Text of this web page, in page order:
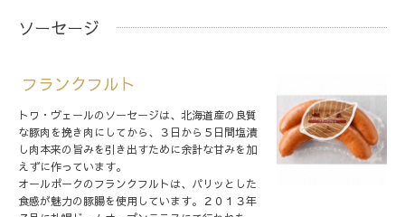
ソーセージ
フランクフルト
トワ・ヴェールのソーセージは、北海道産の良質
な豚肉を挽き肉にしてから、３日から５日間塩漬
し肉本来の旨みを引き出すために余計な甘みを加
えずに作っています。
オールポークのフランクフルトは、パリッとした
食感が魅力の豚腸を使用しています。２０１３年